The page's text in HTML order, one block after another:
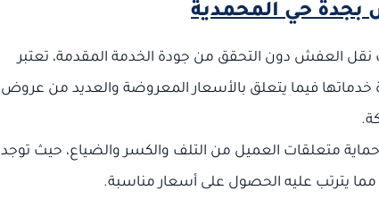
حي المحمدية
نقل العفش دون التحقق من جودة الخدمة المقدمة، تعتبر
خدماتها فيما يتعلق بالأسعار المعروضة والعديد من عروض
متعلقات العميل من التلف والكسر والضياع، حيث توجد
يترتب عليه الحصول على أسعار مناسبة.